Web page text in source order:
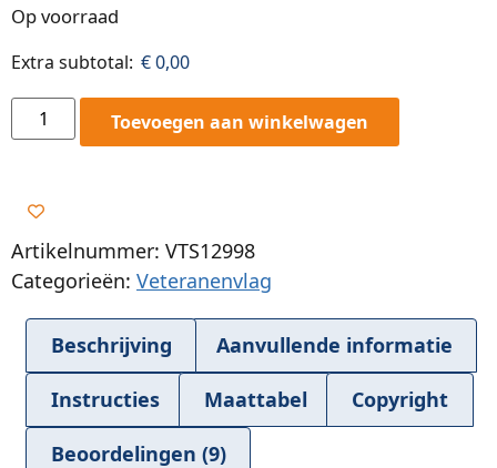
Op voorraad
Extra subtotal: €0,00
Toevoegen aan winkelwagen
Artikelnummer: VTS12998
Categorieën: Veteranenvlag
Beschrijving Aanvullende informatie
Instructies Maattabel Copyright
Beoordelingen (9)